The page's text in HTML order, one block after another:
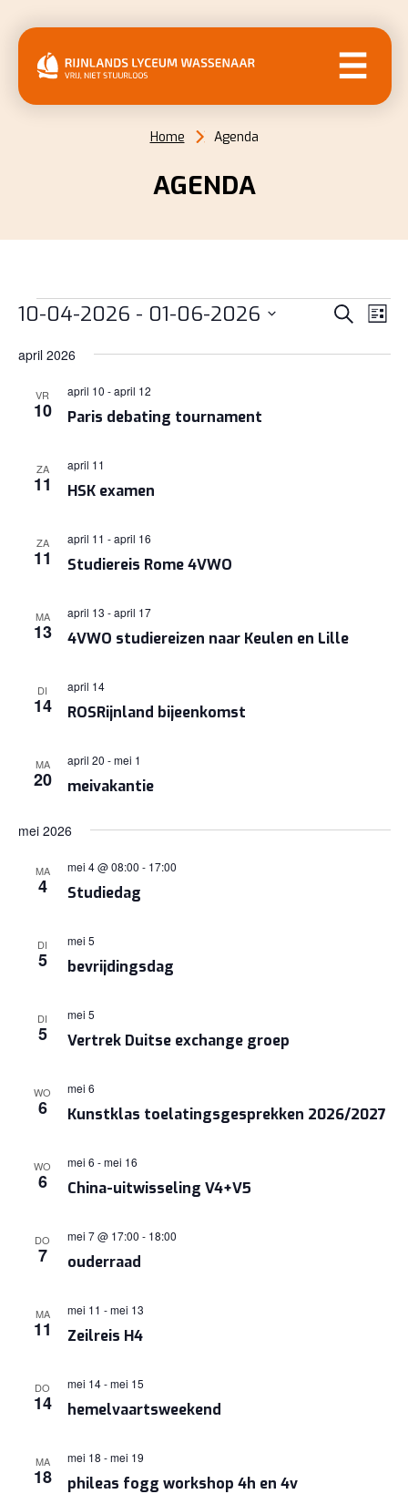
Home Agenda
AGENDA
EVENEMENTEN Zoeken
Lijst
10-04-2026 - 01-06-2026
een
datum.
april 2026
VR
10 Paris debating tournament
april 10 -april 12
ZA
11 HSK examen
april 11
ZA
11 Studiereis Rome 4VWO
april 11 -april 16
MA
13 4VWO studiereizen naar Keulen en Lille
april 13 -april 17
DI
14 ROSRijnland bijeenkomst
april 14
MA
20 meivakantie
april 20 -mei 1
mei 2026
MA
4 Studiedag
mei 4 @ 08:00 - 17:00
DI
5 bevrijdingsdag
mei 5
DI
5 Vertrek Duitse exchange groep
mei 5
WO
6 Kunstklas toelatingsgesprekken 2026/2027
mei 6
WO
6 China-uitwisseling V4+V5
mei 6 -mei 16
DO
7 ouderraad
mei 7 @ 17:00 - 18:00
MA
11 Zeilreis H4
mei 11 -mei 13
DO
14 hemelvaartsweekend
mei 14-mei 15
MA
18 phileas fogg workshop 4h en 4v
mei 18 -mei 19